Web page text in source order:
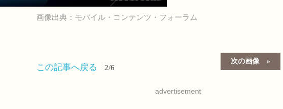
画像出典：モバイル・コンテンツ・フォーラム
次の画像
この記事へ戻る 2/6
advertisement